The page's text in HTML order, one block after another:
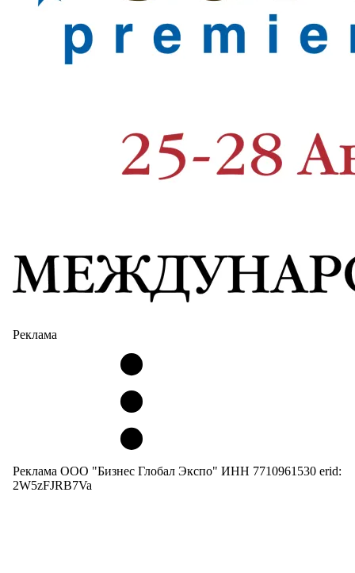
Реклама
Реклама ООО "Бизнес Глобал Экспо" ИНН 7710961530 erid:
2W5zFJRB7Va